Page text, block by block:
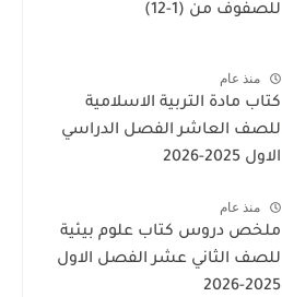
للصفوف من (1-12)
منذ عام
كتاب مادة التربية الاسلامية
للصف العاشر الفصل الدراسي
الاول 2025-2026
منذ عام
ملخص دروس كتاب علوم بيئية
للصف الثاني عشر الفصل الاول
2025-2026